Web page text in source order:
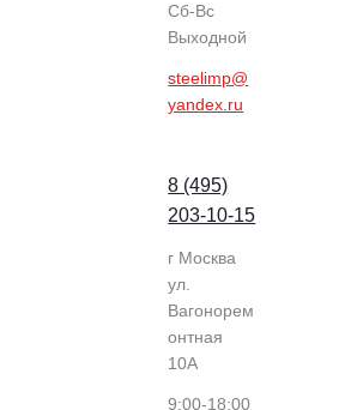
Cб-Вс
Выходной
steelimp@
yandex.ru
8 (495)
203-10-15
г Москва
ул.
Вагонорем
онтная
10А
9:00-18:00